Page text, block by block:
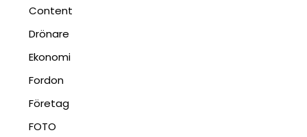
Content
Drönare
Ekonomi
Fordon
Företag
FOTO